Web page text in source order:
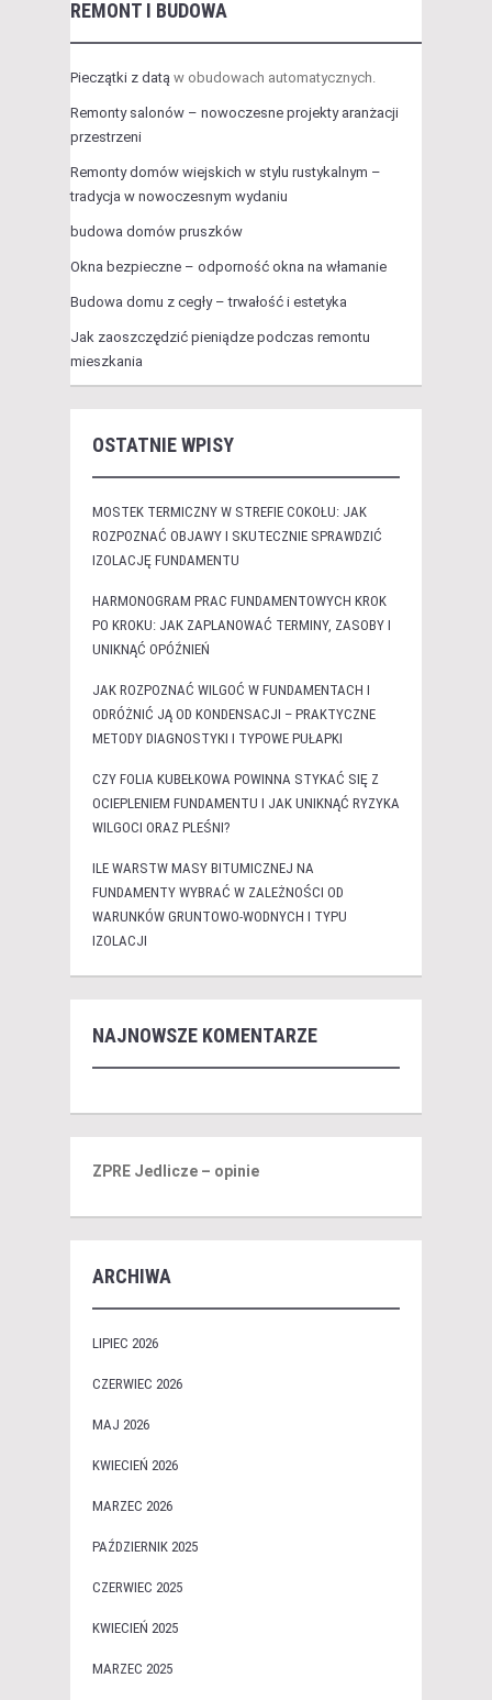
REMONT I BUDOWA
Pieczątki z datą w obudowach automatycznych.
Remonty salonów – nowoczesne projekty aranżacji
przestrzeni
Remonty domów wiejskich w stylu rustykalnym –
tradycja w nowoczesnym wydaniu
budowa domów pruszków
Okna bezpieczne – odporność okna na włamanie
Budowa domu z cegły – trwałość i estetyka
Jak zaoszczędzić pieniądze podczas remontu
mieszkania
OSTATNIE WPISY
MOSTEK TERMICZNY W STREFIE COKOŁU: JAK
ROZPOZNAĆ OBJAWY I SKUTECZNIE SPRAWDZIĆ
IZOLACJĘ FUNDAMENTU
HARMONOGRAM PRAC FUNDAMENTOWYCH KROK
PO KROKU: JAK ZAPLANOWAĆ TERMINY, ZASOBY I
UNIKNĄĆ OPÓŹNIEŃ
JAK ROZPOZNAĆ WILGOĆ W FUNDAMENTACH I
ODRÓŻNIĆ JĄ OD KONDENSACJI – PRAKTYCZNE
METODY DIAGNOSTYKI I TYPOWE PUŁAPKI
CZY FOLIA KUBEŁKOWA POWINNA STYKAĆ SIĘ Z
OCIEPLENIEM FUNDAMENTU I JAK UNIKNĄĆ RYZYKA
WILGOCI ORAZ PLEŚNI?
ILE WARSTW MASY BITUMICZNEJ NA
FUNDAMENTY WYBRAĆ W ZALEŻNOŚCI OD
WARUNKÓW GRUNTOWO-WODNYCH I TYPU
IZOLACJI
NAJNOWSZE KOMENTARZE
ZPRE Jedlicze – opinie
ARCHIWA
LIPIEC 2026
CZERWIEC 2026
MAJ 2026
KWIECIEŃ 2026
MARZEC 2026
PAŹDZIERNIK 2025
CZERWIEC 2025
KWIECIEŃ 2025
MARZEC 2025